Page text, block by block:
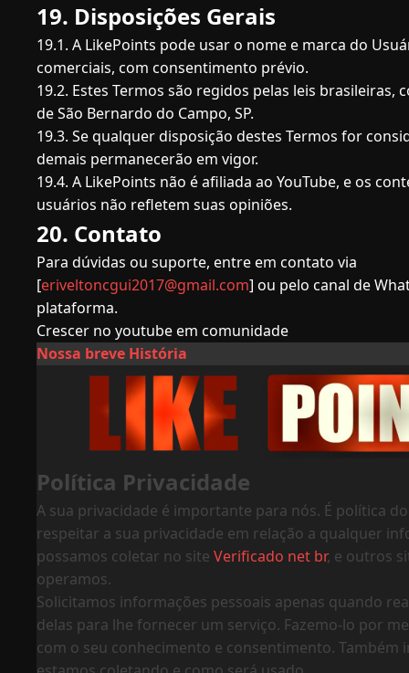
19. Disposições Gerais
19.1. A LikePoints pode usar o nome e marca do
comerciais, com consentimento prévio.
19.2. Estes Termos são regidos pelas leis brasileiras,
de São Bernardo do Campo, SP.
19.3. Se qualquer disposição destes Termos for
demais permanecerão em vigor.
19.4. A LikePoints não é afiliada ao YouTube, e os
usuários não refletem suas opiniões.
20. Contato
Para dúvidas ou suporte, entre em contato via
[eriveltoncgui2017@gmail.com] ou pelo canal de
plataforma.
Crescer no youtube em comunidade
Nossa breve História
Política Privacidade
A sua privacidade é importante para nós. É política
respeitar a sua privacidade em relação a qualquer
possamos coletar no site Verificado net br, e outros
operamos.
Solicitamos informações pessoais apenas quando
delas para lhe fornecer um serviço. Fazemo-lo por
com o seu conhecimento e consentimento.